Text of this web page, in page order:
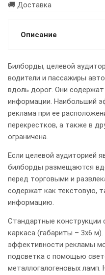
🚚 Доставка
Описание
Билборды, целевой
водители и пассажиры
вдоль дорог. Они
информации. Наибольший
реклама при ее
перекрестков, а также в
ограничена.
Если целевой аудиторией
билборды размещаются
перед торговыми и
содержат как текстовую,
информацию.
Стандартные конструкции
каркаса (габариты – 3х6
эффективности рекламы
подсветка с помощью
металлогалогеновых ламп.